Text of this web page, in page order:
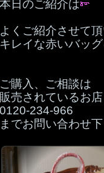
本日のご紹介は
よくご紹介させて
キレイな赤いバッ
ご購入、ご相談は
販売されているお店
0120‐234‐966
までお問い合わせ